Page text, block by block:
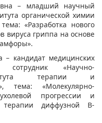
– младший научный
органической химии
«Разработка нового
вируса гриппа на основе
– кандидат медицинских
«Научно-
терапии и
тема: «Молекулярно-
прогрессии и
терапии диффузной В-